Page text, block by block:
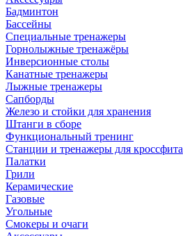
Бадминтон
Бассейны
Специальные тренажеры
Горнолыжные тренажёры
Инверсионные столы
Канатные тренажеры
Лыжные тренажеры
Сапборды
Железо и стойки для хранения
Штанги в сборе
Функциональный тренинг
Станции и тренажеры для кроссфита
Палатки
Грили
Керамические
Газовые
Угольные
Смокеры и очаги